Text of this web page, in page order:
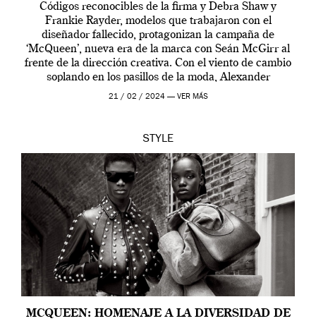
Códigos reconocibles de la firma y Debra Shaw y
Frankie Rayder, modelos que trabajaron con el
diseñador fallecido, protagonizan la campaña de
‘McQueen’, nueva era de la marca con Seán McGirr al
frente de la dirección creativa. Con el viento de cambio
soplando en los pasillos de la moda, Alexander
McQueen se prepara para una […]
21 / 02 / 2024 — VER MÁS
STYLE
MCQUEEN: HOMENAJE A LA DIVERSIDAD DE